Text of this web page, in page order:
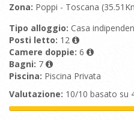
Zona: Poppi - Toscana
Tipo alloggio: Casa
Posti letto: 12
Camere doppie: 6
Bagni: 7
Piscina: Piscina Privata
Valutazione: 10/10 basato su